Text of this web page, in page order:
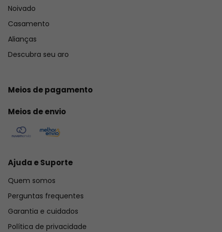
Noivado
Casamento
Alianças
Descubra seu aro
Meios de pagamento
Meios de envio
Ajuda e Suporte
Quem somos
Perguntas frequentes
Garantia e cuidados
Política de privacidade